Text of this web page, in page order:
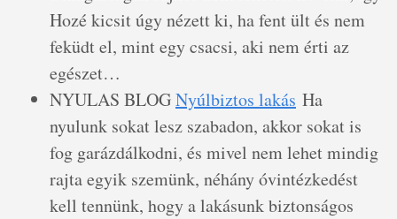
Hozé kicsit úgy nézett ki, ha fent ült és nem
feküdt el, mint egy csacsi, aki nem érti az
egészet…
NYULAS BLOGNyúlbiztos lakás Ha
nyulunk sokat lesz szabadon, akkor sokat is
fog garázdálkodni, és mivel nem lehet mindig
rajta egyik szemünk, néhány óvintézkedést
kell tennünk, hogy a lakásunk biztonságos